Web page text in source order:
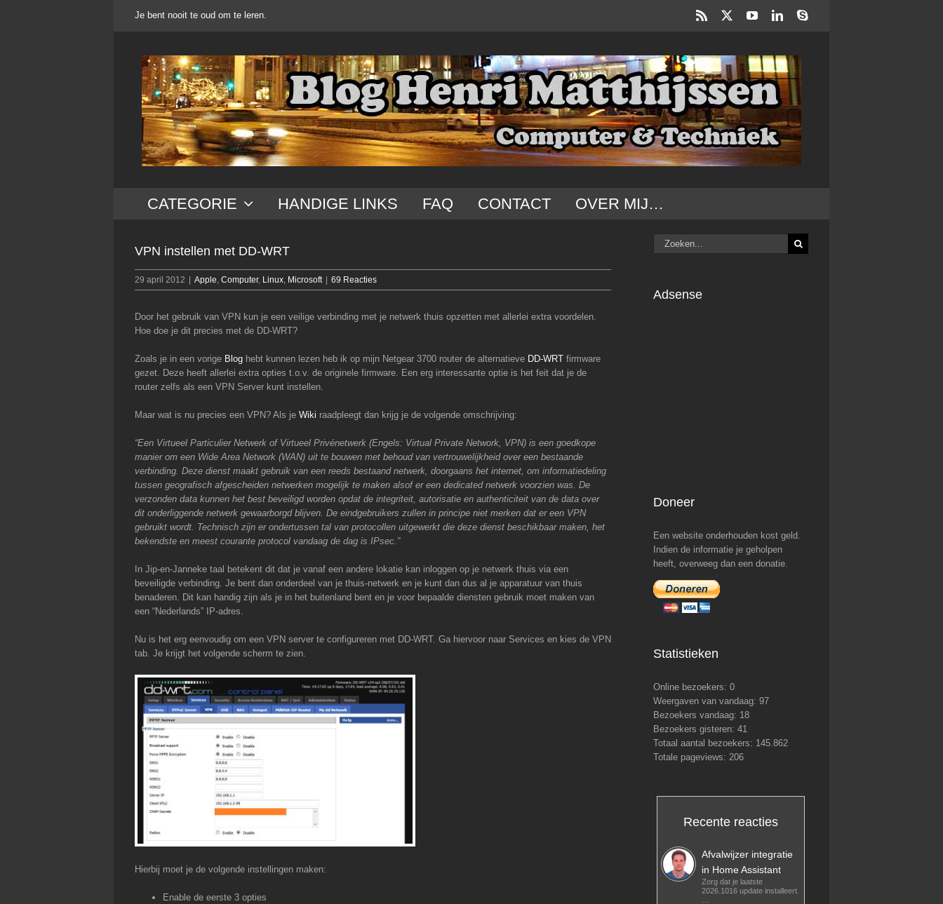
Je bent nooit te oud om te leren. Rss YouTubeLinkedInSkype
CATEGORIE HANDIGE LINKS FAQ CONTACT OVER MIJ…
VPN instellen met DD-WRT
29 april 2012 Apple, Computer, Linux, Microsoft 69 Reacties
Door het gebruik van VPN kun je een veilige verbinding met je netwerk thuis opzetten met allerlei extra voordelen.
Hoe doe je dit precies met de DD-WRT?
Zoals je in een vorige Blog hebt kunnen lezen heb ik op mijn Netgear 3700 router de alternatieve DD-WRT firmware
gezet. Deze heeft allerlei extra opties t.o.v. de originele firmware. Een erg interessante optie is het feit dat je de
router zelfs als een VPN Server kunt instellen.
Maar wat is nu precies een VPN? Als je Wiki raadpleegt dan krijg je de volgende omschrijving:
“Een Virtueel Particulier Netwerk of Virtueel Privénetwerk (Engels: Virtual Private Network, VPN) is een goedkope
manier om een Wide Area Network (WAN) uit te bouwen met behoud van vertrouwelijkheid over een bestaande
verbinding. Deze dienst maakt gebruik van een reeds bestaand netwerk, doorgaans het internet, om informatiedeling
tussen geografisch afgescheiden netwerken mogelijk te maken alsof er een dedicated netwerk voorzien was. De
verzonden data kunnen het best beveiligd worden opdat de integriteit, autorisatie en authenticiteit van de data over
dit onderliggende netwerk gewaarborgd blijven. De eindgebruikers zullen in principe niet merken dat er een VPN
gebruikt wordt. Technisch zijn er ondertussen tal van protocollen uitgewerkt die deze dienst beschikbaar maken, het
bekendste en meest courante protocol vandaag de dag is IPsec.”
In Jip-en-Janneke taal betekent dit dat je vanaf een andere lokatie kan inloggen op je netwerk thuis via een
beveiligde verbinding. Je bent dan onderdeel van je thuis-netwerk en je kunt dan dus al je apparatuur van thuis
benaderen. Dit kan handig zijn als je in het buitenland bent en je voor bepaalde diensten gebruik moet maken van
een “Nederlands” IP-adres.
Nu is het erg eenvoudig om een VPN server te configureren met DD-WRT. Ga hiervoor naar Services en kies de VPN
tab. Je krijgt het volgende scherm te zien.
Hierbij moet je de volgende instellingen maken:
Enable de eerste 3 opties
Zoeken
naar:
Adsense
Doneer
Een website onderhouden kost geld.
Indien de informatie je geholpen
heeft, overweeg dan een donatie.
Statistieken
Online bezoekers:0
Weergaven van vandaag:97
Bezoekers vandaag: 18
Bezoekers gisteren:41
Totaal aantal bezoekers: 145.862
Totale pageviews: 206
Recente reacties
Afvalwijzer integratie
in Home Assistant
Zorg dat je laatste
2026.1016 update installeert.